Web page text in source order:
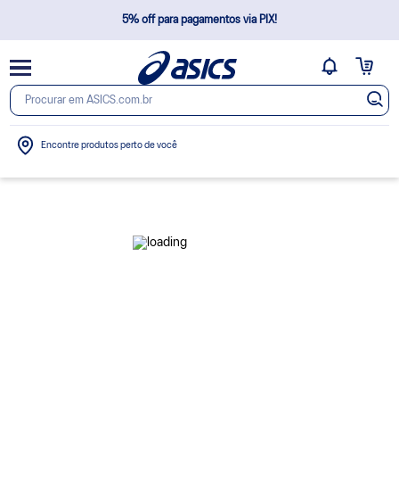
5% off para pagamentos via PIX!
Frete Grátis Brasil*
Não cobramos taxas extras após a confirmação do pedido
Encontre produtos perto de você